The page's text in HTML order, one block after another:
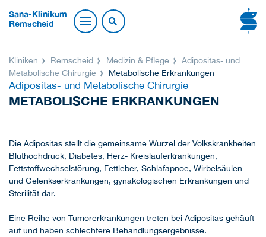
Sana-Klinikum
Remscheid
Kliniken Remscheid Medizin & Pflege
Adipositas- und
Metabolische Chirurgie
Metabolische Erkrankungen
Adipositas- und Metabolische Chirurgie
METABOLISCHE ERKRANKUNGEN
Die Adipositas stellt die gemeinsame Wurzel der Volkskrankheiten
Bluthochdruck, Diabetes, Herz- Kreislauferkrankungen,
Fettstoffwechselstörung, Fettleber, Schlafapnoe, Wirbelsäulen-
und Gelenkserkrankungen, gynäkologischen Erkrankungen und
Sterilität dar.
Eine Reihe von Tumorerkrankungen treten bei Adipositas gehäuft
auf und haben schlechtere Behandlungsergebnisse.